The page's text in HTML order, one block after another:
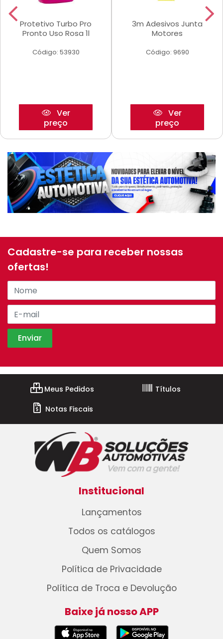
Protetivo Turbo Pro
Pronto Uso Rosa 1l
Código: 53930
Ver
preço
3m Adesivos Junta
Motores
Código: 9690
Ver
preço
Cadastre-se para receber nossas
ofertas!
Meus Pedidos
Títulos
Notas Fiscais
Institucional
Lançamentos
Todos os catálogos
Quem Somos
Política de Privacidade
Política de Troca e Devolução
Baixe já nosso APP